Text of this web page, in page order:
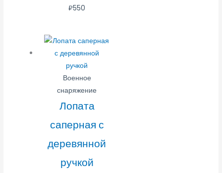
₽550
Военное
снаряжение
Лопата
саперная с
деревянной
ручкой